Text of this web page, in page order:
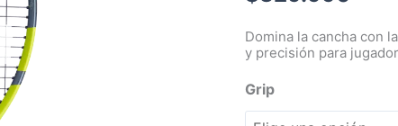
Domina la cancha con
y precisión para
Grip
Alcaraz
Gen
9